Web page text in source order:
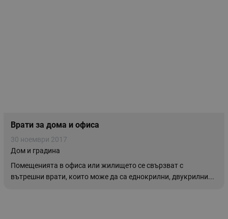
Врати за дома и офиса
30 ноември 2017
Дом и градина
Помещенията в офиса или жилището се свързват с
вътрешни врати, които може да са еднокрилни, двукрилни...